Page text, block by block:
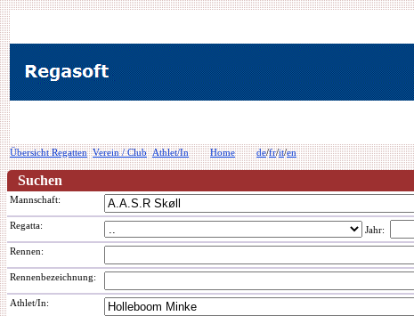
Übersicht Regatten Verein / Club Athlet/In Home de/fr/it/en
Suchen
Mannschaft:
Regatta:
Jahr:
Rennen:
Rennenbezeichnung:
Athlet/In: